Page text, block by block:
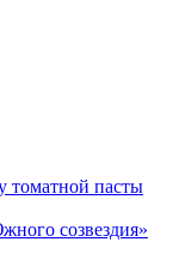
томатной пасты
созвездия»